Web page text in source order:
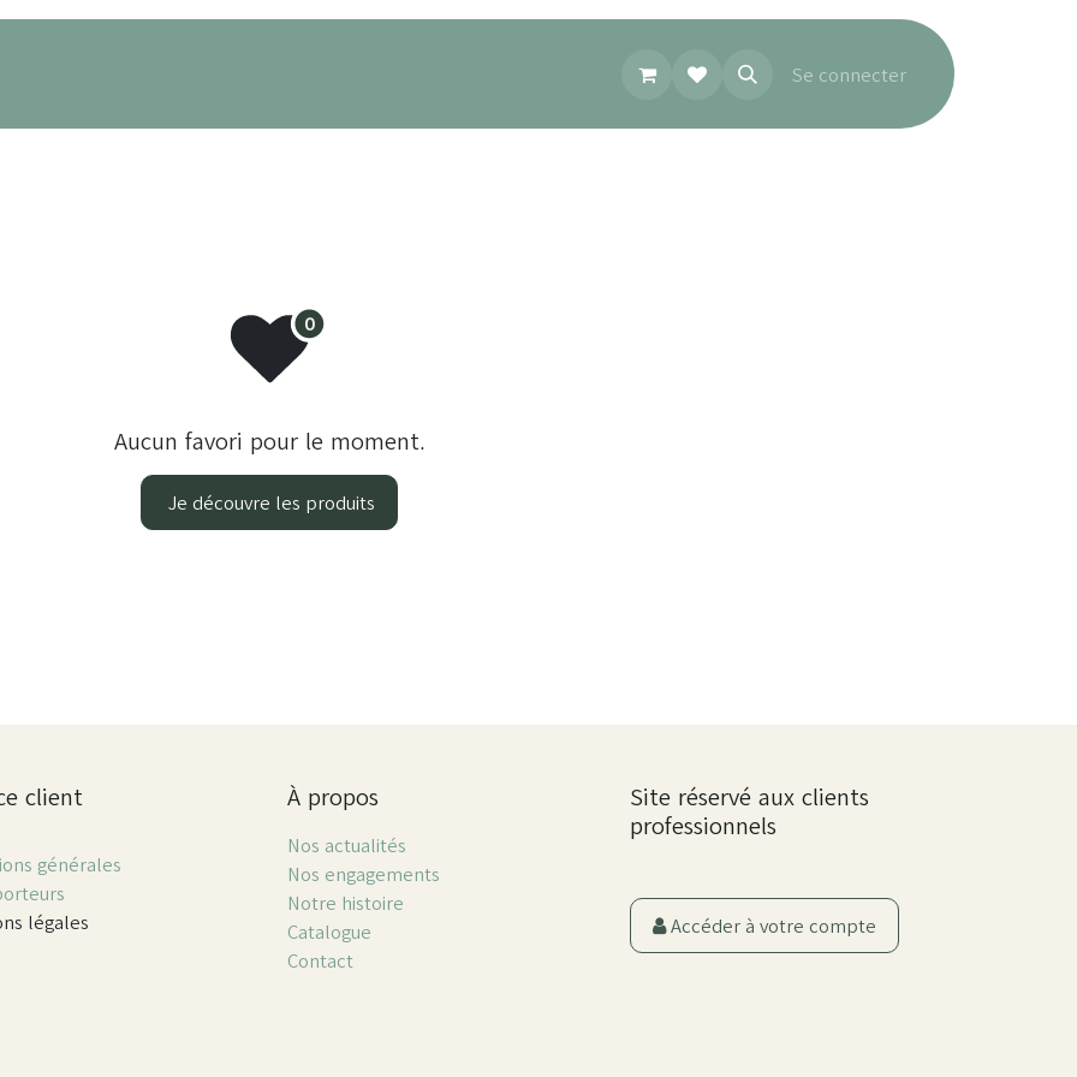
Se connecter
Aucun favori pour le moment.
Je découvre les produits
client
générales
légales
À propos
Nos actualités
Nos engagements
Notre histoire
Catalogue
Contact
Site réservé aux clients
professionnels
Accéder à votre compte